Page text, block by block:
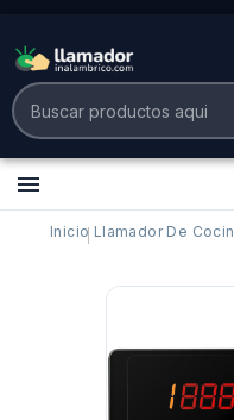

Inicio Llamador De